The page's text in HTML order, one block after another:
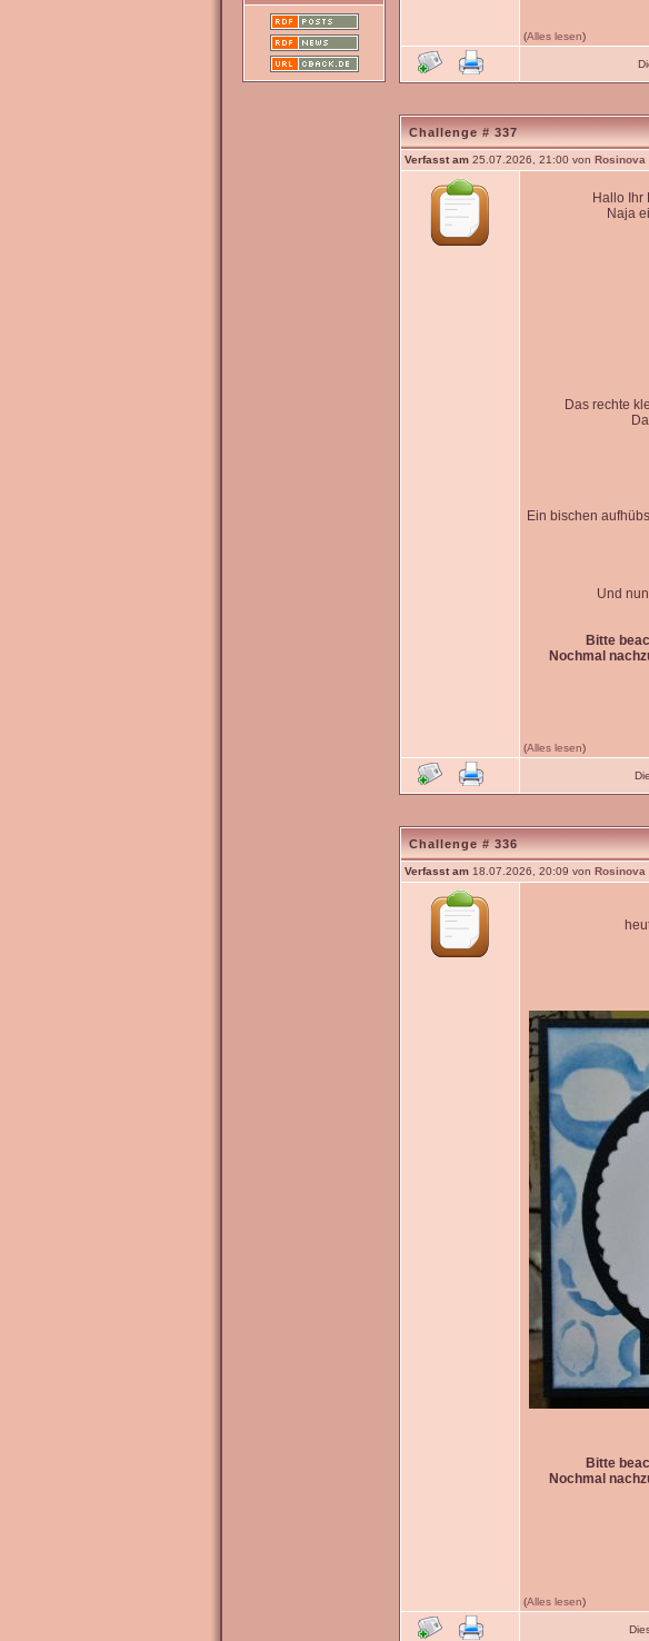
(Alles lesen)
Challenge # 337
Verfasst am 25.07.2026, 21:00 von Rosinova
Hallo Ihr
Naja
Das rechte
Ein bischen
Und
Bitte
Nochmal
(Alles lesen)
Challenge # 336
Verfasst am 18.07.2026, 20:09 von Rosinova
Bitte
Nochmal
(Alles lesen)